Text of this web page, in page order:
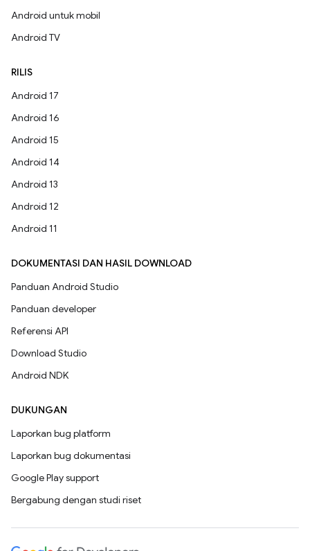
Android untuk mobil
Android TV
RILIS
Android 17
Android 16
Android 15
Android 14
Android 13
Android 12
Android 11
DOKUMENTASI DAN HASIL DOWNLOAD
Panduan Android Studio
Panduan developer
Referensi API
Download Studio
Android NDK
DUKUNGAN
Laporkan bug platform
Laporkan bug dokumentasi
Google Play support
Bergabung dengan studi riset